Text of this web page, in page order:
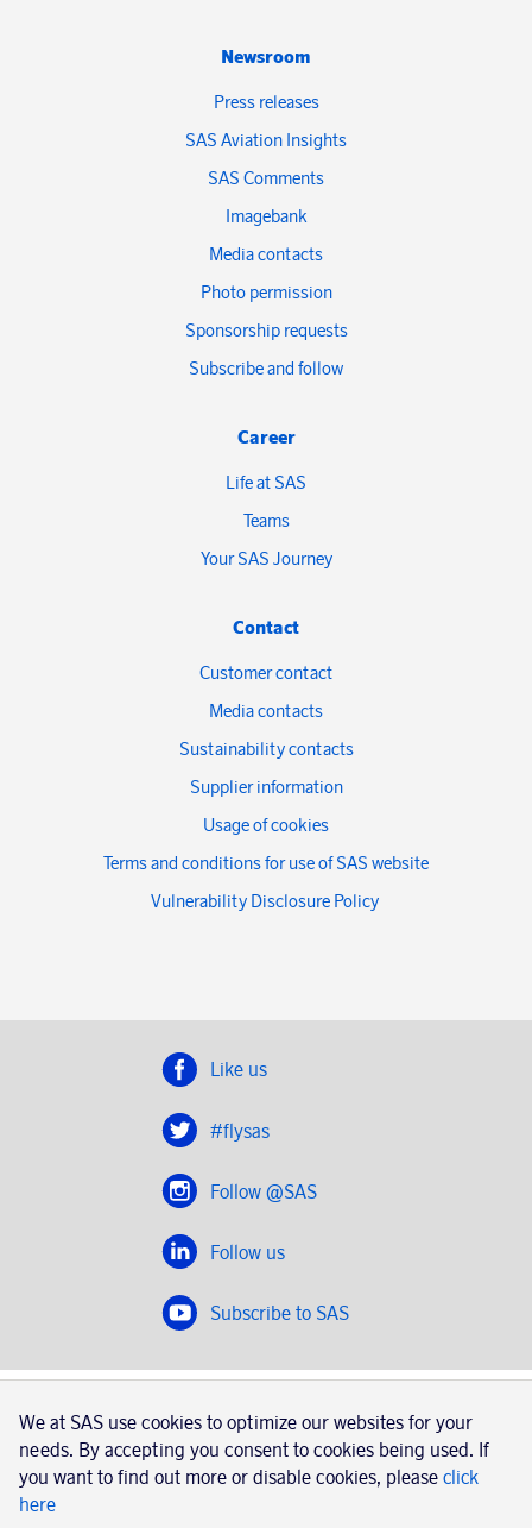
Newsroom
Press releases
SAS Aviation Insights
SAS Comments
Imagebank
Media contacts
Photo permission
Sponsorship requests
Subscribe and follow
Career
Life at SAS
Teams
Your SAS Journey
Contact
Customer contact
Media contacts
Sustainability contacts
Supplier information
Usage of cookies
Terms and conditions for use of SAS website
Vulnerability Disclosure Policy
Like us
#flysas
Follow @SAS
Follow us
Subscribe to SAS
SAS 2020
SAS AB, registration number 556606-8499, SE-195 87
Stockholm, Sweden
We at SAS use cookies to optimize our websites for your
needs. By accepting you consent to cookies being used. If
you want to find out more or disable cookies, please click
here